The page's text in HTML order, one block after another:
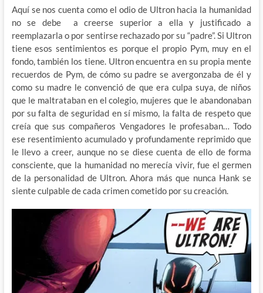
Aquí se nos cuenta como el odio de Ultron hacia la humanidad
no se debe a creerse superior a ella y justificado a
reemplazarla o por sentirse rechazado por su “padre”. Si Ultron
tiene esos sentimientos es porque el propio Pym, muy en el
fondo, también los tiene. Ultron encuentra en su propia mente
recuerdos de Pym, de cómo su padre se avergonzaba de él y
como su madre le convenció de que era culpa suya, de niños
que le maltrataban en el colegio, mujeres que le abandonaban
por su falta de seguridad en sí mismo, la falta de respeto que
creía que sus compañeros Vengadores le profesaban… Todo
ese resentimiento acumulado y profundamente reprimido que
le llevo a creer, aunque no se diese cuenta de ello de forma
consciente, que la humanidad no merecía vivir, fue el germen
de la personalidad de Ultron. Ahora más que nunca Hank se
siente culpable de cada crimen cometido por su creación.